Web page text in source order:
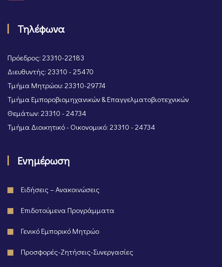
Τηλέφωνα
Πρόεδρος: 23310-22183
Διευθυντής: 23310 - 25470
Τμήμα Μητρώου: 23310-29774
Τμήμα Εμποροβιομηχανικών & Επαγγελματοβιοτεχνικών
Θεμάτων: 23310 - 24734
Τμήμα Διοικητικό - Οικονομικό: 23310 - 24734
Ενημέρωση
Ειδήσεις – Ανακοινώσεις
Επιδοτούμενα Προγράμματα
Γενικό Εμπορικό Μητρώο
Προσφορές-Ζητήσεις-Συνεργασίες